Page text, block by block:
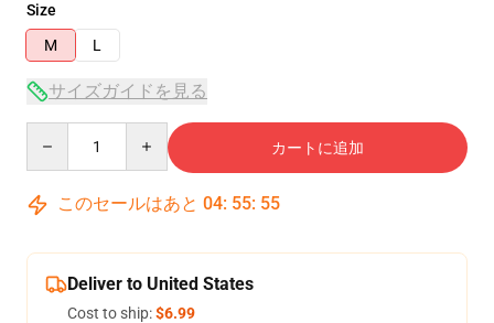
Size
M
L
サイズガイドを見る
カートに追加
このセールはあと 04: 55: 54
Deliver to United States
Cost to ship:$6.99